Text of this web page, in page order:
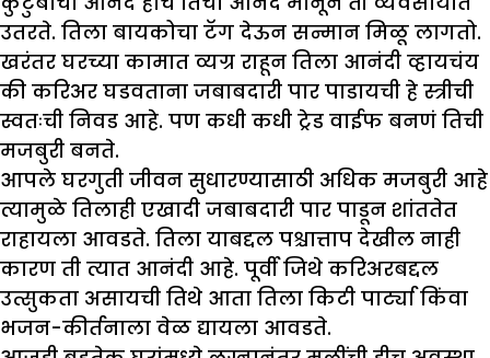
उतरते. तिला बायकोचा टॅग देऊन सन्मान मिळू लागतो.
खरंतर घरच्या कामात व्यग्र राहून तिला आनंदी व्हायचंय
की करिअर घडवताना जबाबदारी पार पाडायची हे स्त्रीची
स्वतःची निवड आहे. पण कधी कधी ट्रेड वाईफ बनणं तिची
मजबुरी बनते.
आपले घरगुती जीवन सुधारण्यासाठी अधिक मजबुरी आहे
त्यामुळे तिलाही एखादी जबाबदारी पार पाडून शांततेत
राहायला आवडते. तिला याबद्दल पश्चात्ताप देखील नाही
कारण ती त्यात आनंदी आहे. पूर्वी जिथे करिअरबद्दल
उत्सुकता असायची तिथे आता तिला किटी पार्ट्या किंवा
भजन-कीर्तनाला वेळ द्यायला आवडते.